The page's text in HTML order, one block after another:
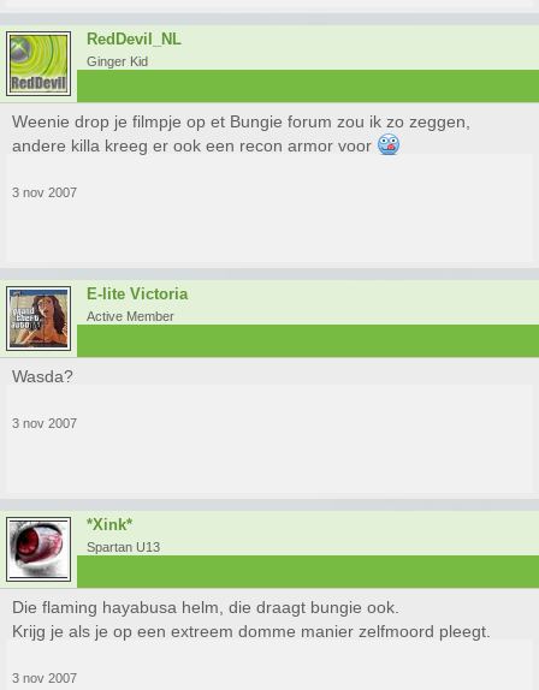
RedDevil_NL
Ginger Kid
Weenie drop je filmpje op et Bungie forum zou ik zo zeggen,
andere killa kreeg er ook een recon armor voor
3 nov 2007
E-lite Victoria
Active Member
Wasda?
3 nov 2007
*Xink*
Spartan U13
Die flaming hayabusa helm, die draagt bungie ook.
Krijg je als je op een extreem domme manier zelfmoord pleegt.
3 nov 2007